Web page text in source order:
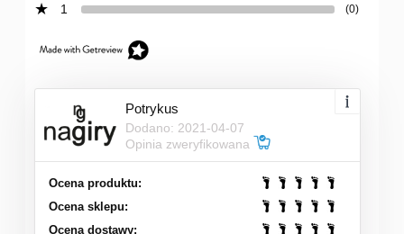
1 (0)
Potrykus
Dodano: 2021-04-07
Opinia zweryfikowana
Ocena produktu:
Ocena sklepu:
Ocena dostawy: